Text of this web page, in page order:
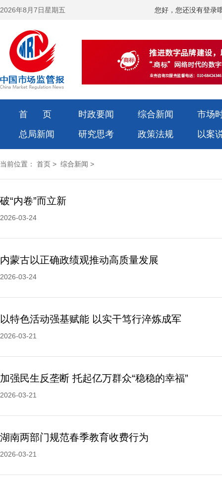
2026年8月7日星期五 您好，您还没有登录
首 页 时政要闻 综合新闻
市场
总局新闻
研究思考 政策法规 以案
当前位置： 首页 > 综合新闻 >
破“内卷”而立新
2026-03-24
内蒙古以正确政绩观推动高质量发展
2026-03-24
以特色活动强基赋能 以实干笃行淬炼成军
2026-03-21
加强民生反垄断 托起亿万群众“稳稳的幸福”
2026-03-21
湖南两部门规范春季教育收费行为
2026-03-21